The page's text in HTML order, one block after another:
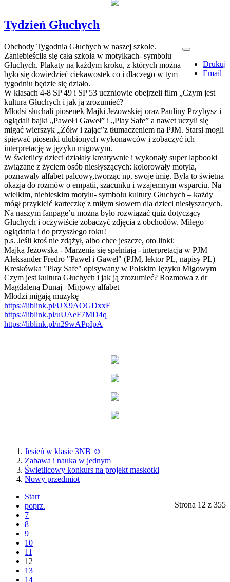
Tydzień Głuchych
Drukuj
Email
Obchody Tygodnia Głuchych w naszej szkole.
Zaniebieściła się cała szkoła w motylkach- symbolu
Głuchych. Plakaty na każdym kroku, z których można
było się dowiedzieć ciekawostek co i dlaczego w tym
tygodniu będzie się działo.
W klasach 4-8 SP 49 i SP 53 uczniowie obejrzeli film „Czym jest
kultura Głuchych i jak ją zrozumieć?
Młodsi słuchali piosenek Majki Jeżowskiej oraz Pauliny Przybysz i
oglądali bajki „Paweł i Gaweł” i „Play Safe” a nawet uczyli się
migać wierszyk „Żółw i zając”z tłumaczeniem na PJM. Starsi mogli
śpiewać piosenki ulubionych wykonawców i zobaczyć ich
interpretację w języku migowym.
W świetlicy dzieci działały kreatywnie i wykonały super lapbooki
związane z życiem osób niesłyszących: kolorowały motyla,
poznawały alfabet palcowy,tworząc np. swoje imię. Była to świetna
okazja do rozmów o empatii, szacunku i wzajemnym wsparciu. Na
wielkim, niebieskim motylu- symbolu kultury Głuchych – każdy
mógł przykleić karteczkę z miłym słowem dla dzieci niesłyszacych.
Na naszym fanpage’u można było rozwiązać quiz dotyczący
Głuchych i oczywiście zobaczyć zdjęcia z obchodów. Miłego
oglądania i do przyszłego roku!
p.s. Jeśli ktoś nie zdążył, albo chce jeszcze, oto linki:
Majka Jeżowska - Marzenia się spełniają - interpretacja w PJM
Aleksander Fredro "Paweł i Gaweł" (PJM, lektor PL, napisy PL)
Kreskówka "Play Safe" opisywany w Polskim Języku Migowym
Czym jest kultura Głuchych i jak ją zrozumieć? Rozmowa z dr
Magdaleną Dunaj | Migowy alfabet
Młodzi migają muzykę
https://liblink.pl/UX9AOGDxxF
https://liblink.pl/uUAeF7MD4q
https://liblink.pl/n29wAPpIpA
Jesień w klasie 3NB ☺️
Zabawa i nauka w jednym
Świetlicowy konkurs na projekt maskotki
Nowy przedmiot
Strona 12 z 355
Start
poprz.
7
8
9
10
11
12
13
14